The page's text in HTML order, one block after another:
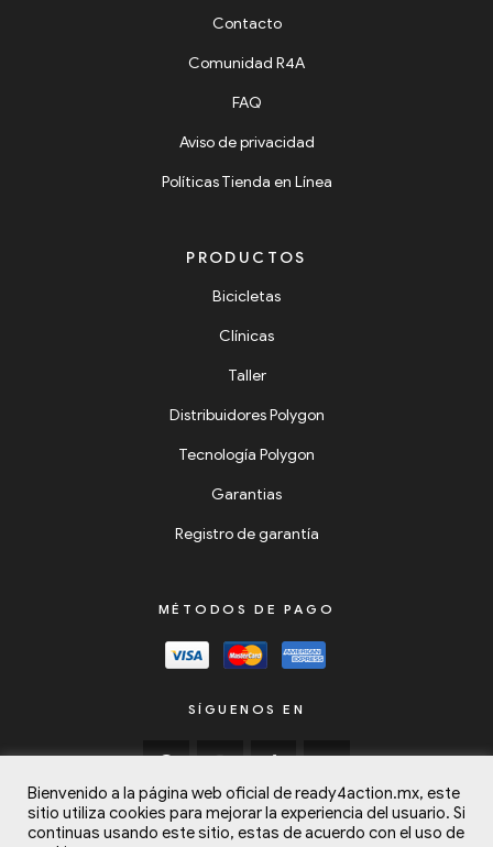
Contacto
Comunidad R4A
FAQ
Aviso de privacidad
Políticas Tienda en Línea
PRODUCTOS
Bicicletas
Clínicas
Taller
Distribuidores Polygon
Tecnología Polygon
Garantias
Registro de garantía
MÉTODOS DE PAGO
SÍGUENOS EN
Bienvenido a la página web oficial de ready4action.mx, este
sitio utiliza cookies para mejorar la experiencia del usuario. Si
continuas usando este sitio, estas de acuerdo con el uso de